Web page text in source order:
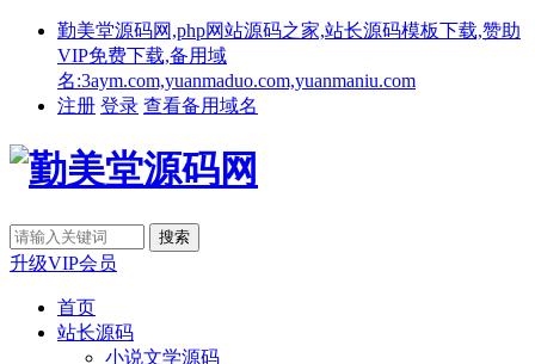
勤美堂源码网,php网站源码之家,站长源码模板下载,赞助
VIP免费下载,备用域
名:3aym.com,yuanmaduo.com,yuanmaniu.com
注册 登录 查看备用域名
升级VIP会员
首页
站长源码
小说文学源码